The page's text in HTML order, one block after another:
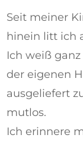
Seit meiner
hinein litt ich
Ich weiß
der eigenen
ausgeliefert
mutlos.
Ich erinnere